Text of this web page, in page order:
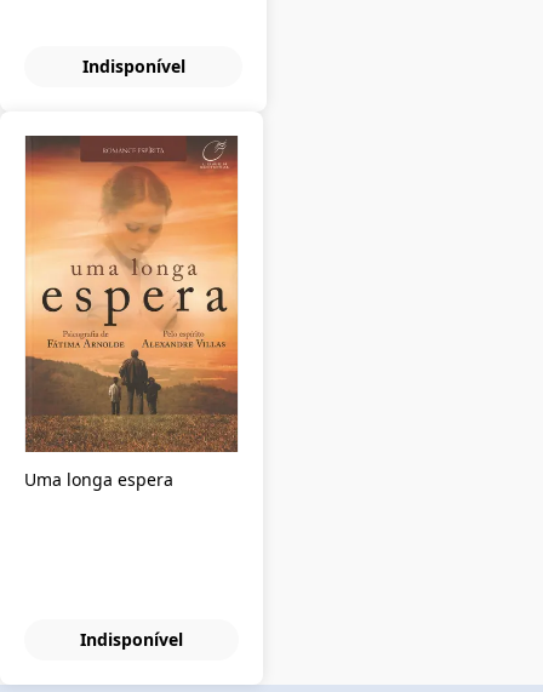
Indisponível
Uma longa espera
Indisponível